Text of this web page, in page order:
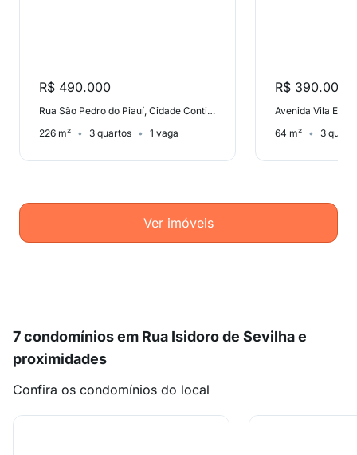
R$ 490.000
Rua São Pedro do Piauí, Cidade Continental
226 m²
3 quartos 1 vaga
R$ 390.000
Avenida Vila
64 m²
3
Ver imóveis
7 condomínios em Rua Isidoro de Sevilha e
proximidades
Confira os condomínios do local